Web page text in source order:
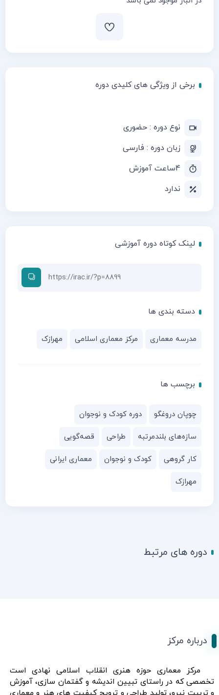
برخی از ویژگی های کلیدی دوره
نوع دوره : حضوری
زبان دوره : فارسی
4ساعت آموزش
ندارد
لینک کوتاه دوره آموزشی
دسته بندی ها
مدرسه معماری مرکز معماری اسلامی مهرازک
برچسب ها
چوپان دروغگو دوره کودک و نوجوان
سازه‌های بلندمرتبه طراحی قصه‌گویی
کار گروهی کودک و نوجوان معماری ایرانی
مهرازک
دوره های مرتبط
درباره مرکز
مرکز معماری حوزه هنری انقلاب اسلامی نهادی است
تخصصی که در راستای تبیین اندیشه و گفتمان سازی، آموزش